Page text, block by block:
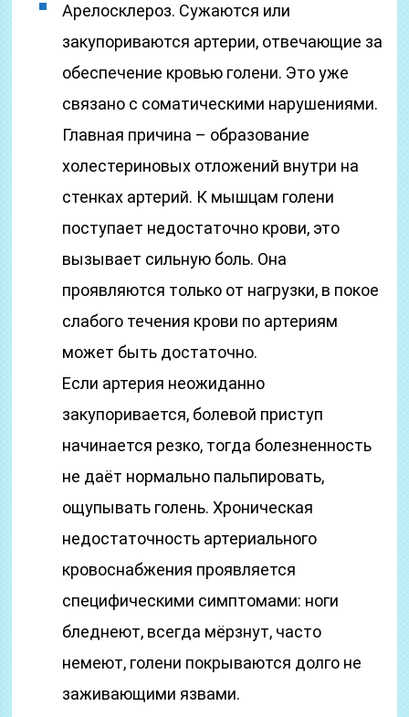
Арелосклероз. Сужаются или
закупориваются артерии, отвечающие за
обеспечение кровью голени. Это уже
связано с соматическими нарушениями.
Главная причина – образование
холестериновых отложений внутри на
стенках артерий. К мышцам голени
поступает недостаточно крови, это
вызывает сильную боль. Она
проявляются только от нагрузки, в покое
слабого течения крови по артериям
может быть достаточно.
Если артерия неожиданно
закупоривается, болевой приступ
начинается резко, тогда болезненность
не даёт нормально пальпировать,
ощупывать голень. Хроническая
недостаточность артериального
кровоснабжения проявляется
специфическими симптомами: ноги
бледнеют, всегда мёрзнут, часто
немеют, голени покрываются долго не
заживающими язвами.